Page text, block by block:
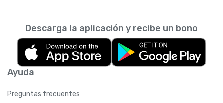
Ayuda
Preguntas frecuentes
Descarga la aplicación y recibe un bono